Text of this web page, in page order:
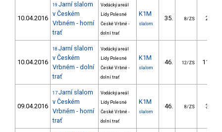
10.04.2016
19 Jarní slalom
v Českém
Vrbném - horní
trať
Vodácký areál
Lídy Polesné
České Vrbné -
dolní trať
K1M
slalom
35. 8/ZS 28.56
10.04.2016
18 Jarní slalom
v Českém
Vrbném - dolní
trať
Vodácký areál
Lídy Polesné
České Vrbné -
dolní trať
K1M
slalom
46. 12/ZS 119.34
09.04.2016
17 Jarní slalom
v Českém
Vrbném - horní
trať
Vodácký areál
Lídy Polesné
České Vrbné -
dolní trať
K1M
slalom
46. 8/ZS 31.65